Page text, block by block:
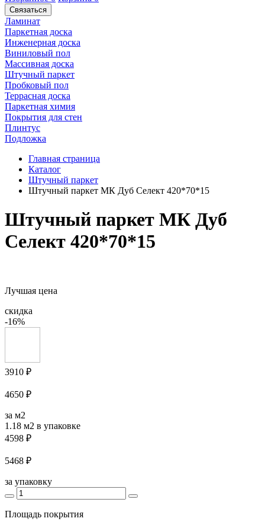
Связаться
Ламинат
Паркетная доска
Инженерная доска
Виниловый пол
Массивная доска
Штучный паркет
Пробковый пол
Террасная доска
Паркетная химия
Покрытия для стен
Плинтус
Подложка
Главная страница
Каталог
Штучный паркет
Штучный паркет МК Дуб Селект 420*70*15
Штучный паркет МК Дуб
Селект 420*70*15
Лучшая цена
скидка
-16%
3910 ₽
4650 ₽
за м2
1.18 м2 в упаковке
4598 ₽
5468 ₽
за упаковку
Площадь покрытия